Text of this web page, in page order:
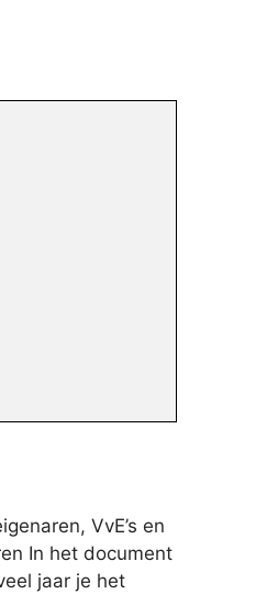
VvE’s en
In het document
jaar je het